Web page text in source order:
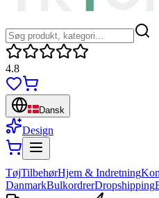
4.8
Dansk
Design
TøjTilbehørHjem & Indretning
DanmarkBulkordrerDropshipping